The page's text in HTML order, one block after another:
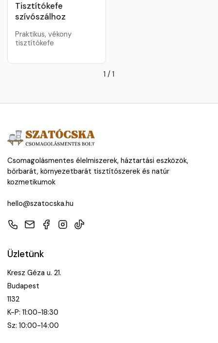
Tisztítókefe
szívószálhoz
Praktikus, vékony
tisztítókefe
1 / 1
Csomagolásmentes élelmiszerek, háztartási eszközök,
bőrbarát, környezetbarát tisztítószerek és natúr
kozmetikumok
hello@szatocska.hu
TelefonE-mailFacebook
Instagram
TikTok
Üzletünk
Kresz Géza u. 21.
Budapest
1132
K-P: 11:00-18:30
Sz: 10:00-14:00